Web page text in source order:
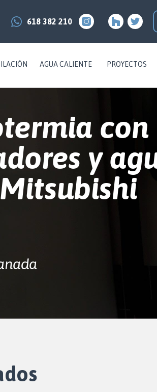
618 382 210
AGUA CALIENTE PROYECTOS
con
y